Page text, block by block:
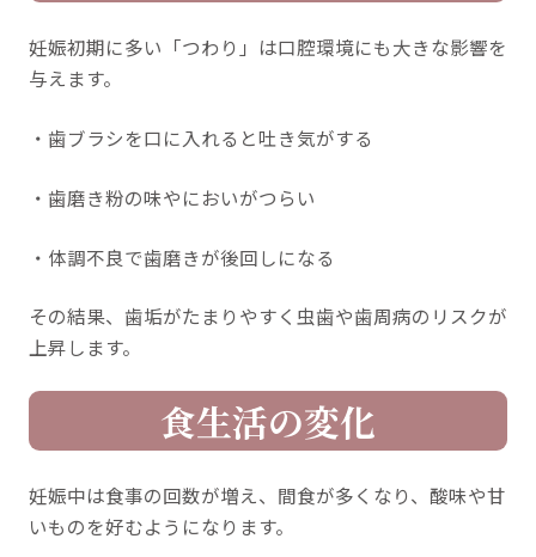
妊娠初期に多い「つわり」は口腔環境にも大きな影響を
与えます。
・歯ブラシを口に入れると吐き気がする
・歯磨き粉の味やにおいがつらい
・体調不良で歯磨きが後回しになる
その結果、歯垢がたまりやすく虫歯や歯周病のリスクが
上昇します。
食生活の変化
妊娠中は食事の回数が増え、間食が多くなり、酸味や甘
いものを好むようになります。